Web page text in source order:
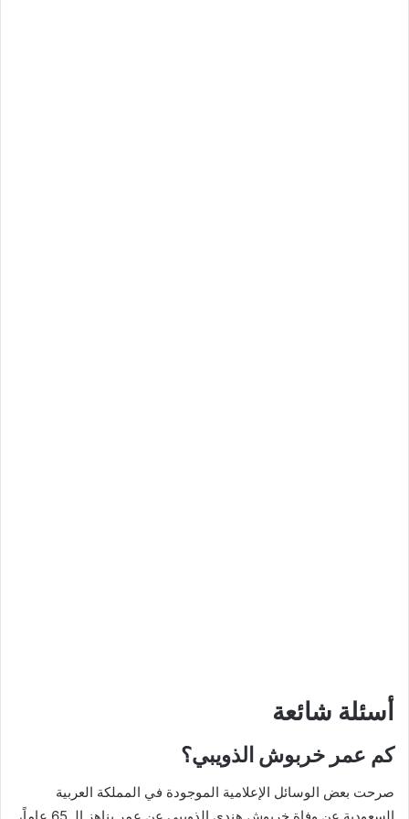
أسئلة شائعة
كم عمر خربوش الذويبي؟
صرحت بعض الوسائل الإعلامية الموجودة في المملكة العربية
السعودية عن وفاة خربوش هندي الذويبي عن عمر يناهز الـ 65 عاماً،